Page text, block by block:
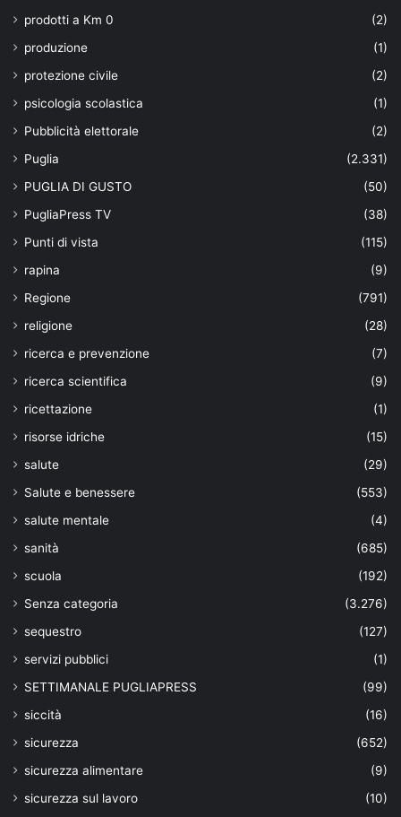
prodotti a Km 0
(2)
produzione
(1)
protezione civile
(2)
psicologia scolastica
(1)
Pubblicità elettorale
(2)
Puglia
(2.331)
PUGLIA DI GUSTO
(50)
PugliaPress TV
(38)
Punti di vista
(115)
rapina
(9)
Regione
(791)
religione
(28)
ricerca e prevenzione
(7)
ricerca scientifica
(9)
ricettazione
(1)
risorse idriche
(15)
salute
(29)
Salute e benessere
(553)
salute mentale
(4)
sanità
(685)
scuola
(192)
Senza categoria
(3.276)
sequestro
(127)
servizi pubblici
(1)
SETTIMANALE PUGLIAPRESS
(99)
siccità
(16)
sicurezza
(652)
sicurezza alimentare
(9)
sicurezza sul lavoro
(10)